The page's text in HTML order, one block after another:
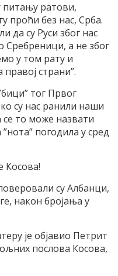
питању ратови,
проћи без нас, Срба.
да су Руси због нас
Сребреници, а не због
у том рату и
страни”.
тог Првог
су нас ранили наши
то може назвати
погодила у сред
Косова!
су Албанци,
након бројања у
је објавио Петрит
послова Косова,